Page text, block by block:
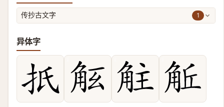
传抄古文字 1
异体字